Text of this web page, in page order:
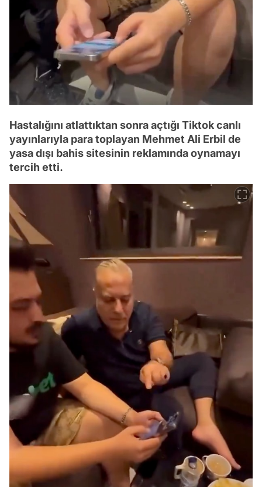
Hastalığını atlattıktan sonra açtığı Tiktok canlı
yayınlarıyla para toplayan Mehmet Ali Erbil de
yasa dışı bahis sitesinin reklamında oynamayı
tercih etti.